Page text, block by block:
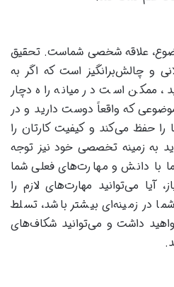
علاقه شخصی شماست. تحقیق
و چالش‌برانگیز است که اگر به
ممکن است در میانه راه دچار
که واقعاً دوست دارید و در
حفظ می‌کند و کیفیت کارتان را
به زمینه تخصصی خود نیز توجه
با دانش و مهارت‌های فعلی شما
آیا می‌توانید مهارت‌های لازم را
زمینه‌ای بیشتر باشد، تسلط
داشت و می‌توانید شکاف‌های